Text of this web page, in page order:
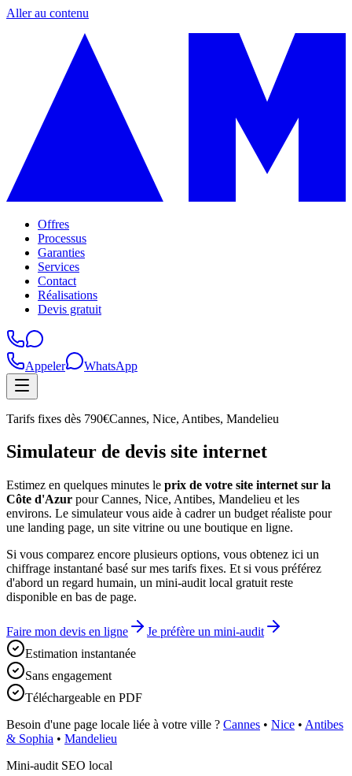
Aller au contenu
Offres
Processus
Garanties
Services
Contact
Réalisations
Devis gratuit
Appeler WhatsApp
Tarifs fixes dès 790€Cannes, Nice, Antibes, Mandelieu
Simulateur de devis site internet
Estimez en quelques minutes le prix de votre site internet sur la
Côte d'Azur pour Cannes, Nice, Antibes, Mandelieu et les
environs. Le simulateur vous aide à cadrer un budget réaliste pour
une landing page, un site vitrine ou une boutique en ligne.
Si vous comparez encore plusieurs options, vous obtenez ici un
chiffrage instantané basé sur mes tarifs fixes. Et si vous préférez
d'abord un regard humain, un mini-audit local gratuit reste
disponible en bas de page.
Faire mon devis en ligne
Je préfère un mini-audit
Estimation instantanée
Sans engagement
Téléchargeable en PDF
Besoin d'une page locale liée à votre ville ? Cannes • Nice • Antibes
& Sophia • Mandelieu
Mini-audit SEO local